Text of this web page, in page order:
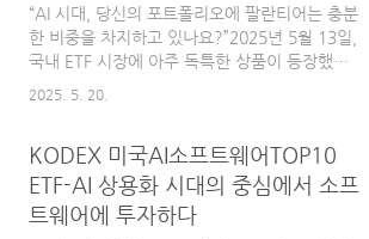
특히 테슬라에 대한 직접투자가 부담스러운 투
자자들에게 장기 성장성과 분산 투자 효과를 동
시에 추구할 수 있는 전략형 ETF로 주목받고 있
“AI 시대, 당신의 포트폴리오에 팔란티어는 충분
한 비중을 차지하고 있나요?”2025년 5월 13일,
국내 ETF 시장에 아주 독특한 상품이 등장했습
Technologies)**라는 하나의 기업에 비중을 무
려 25%로 고정해 투자하는 혁신적인 구조를 가
지고 있습니다.팔란티어는 최근 AI 플랫폼
'AIP'의 급격한 성장과 함께 AI 전환을 돕는 핵
2025. 5. 20.
KODEX 미국AI소프트웨어TOP10
ETF-AI 상용화 시대의 중심에서 소프
트웨어에 투자하다